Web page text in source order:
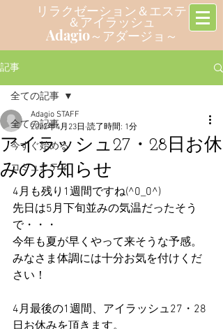
リラクゼーション＆エステ
＆アイラッシュ
Adagio～アダージョ～
記事
全ての記事
今すぐ始める
コミュニティ
全ての記事
アイラッシュ27・28日お休
みのお知らせ
Adagio STAFF
2022年4月23日 読了時間: 1分
4月も残り1週間ですね(^0_0^)
先日は5月下旬並みの気温だったそう
で・・・
今年も夏が早くやって来そうな予感。
みなさま体調には十分お気を付けくだ
さい！
4月最後の1週間、アイラッシュ27・28
日お休みを頂きます。